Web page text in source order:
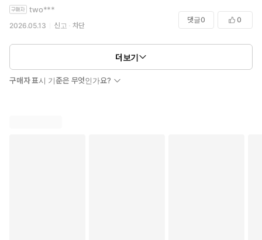
two***
2026.05.13 신고 차단
댓글0 0
더보기
구매자 표시 기준은 무엇인가요?